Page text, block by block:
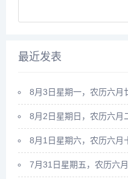
最近发表
8月3日星期一，农历六月
8月2日星期日，农历六月
8月1日星期六，农历六月
7月31日星期五，农历六